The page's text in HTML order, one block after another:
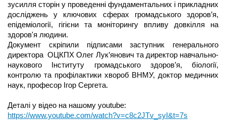
зусилля сторін у проведенні фундаментальних і прикладних
досліджень у ключових сферах громадського здоров’я,
епідеміології, гігієни та моніторингу впливу довкілля на
здоров'я людини.
Документ скріпили підписами заступник генерального
директора  ОЦКПХ Олег Лук’янович та директор навчально-
наукового Інституту громадського здоров’я, біології,
контролю та профілактики хвороб ВНМУ, доктор медичних
наук, професор Ігор Сергета.
Деталі у відео на нашому youtube:
https://www.youtube.com/watch?v=c8c2JTv_syI&t=7s